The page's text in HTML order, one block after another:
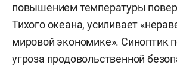
повышением температуры
Тихого океана, усиливает
мировой экономике». Синоптик
угроза продовольственной